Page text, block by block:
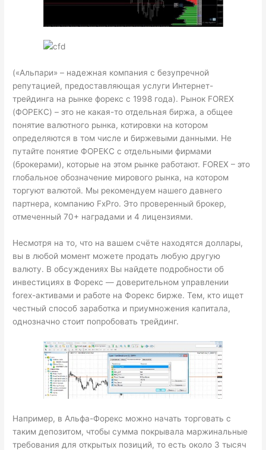
(«Альпари» – надежная компания с безупречной
репутацией, предоставляющая услуги Интернет-
трейдинга на рынке форекс с 1998 года). Рынок FOREX
(ФОРЕКС) – это не какая-то отдельная биржа, а общее
понятие валютного рынка, котировки на котором
определяются в том числе и биржевыми данными. Не
путайте понятие ФОРЕКС с отдельными фирмами
(брокерами), которые на этом рынке работают. FOREX – это
глобальное обозначение мирового рынка, на котором
торгуют валютой. Мы рекомендуем нашего давнего
партнера, компанию FxPro. Это проверенный брокер,
отмеченный 70+ наградами и 4 лицензиями.
Несмотря на то, что на вашем счёте находятся доллары,
вы в любой момент можете продать любую другую
валюту. В обсуждениях Вы найдете подробности об
инвестициях в Форекс — доверительном управлении
forex-активами и работе на Форекс бирже. Тем, кто ищет
честный способ заработка и приумножения капитала,
однозначно стоит попробовать трейдинг.
Например, в Альфа-Форекс можно начать торговать с
таким депозитом, чтобы сумма покрывала маржинальные
требования для открытых позиций, то есть около 3 тысяч